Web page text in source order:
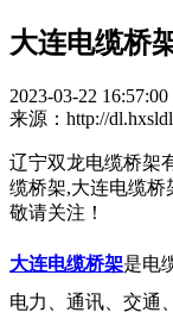
大连电缆桥
2023-03-22 16:57:00
来源：http://
辽宁双龙电缆桥架
缆桥架,大连电缆桥
敬请关注！
大连电缆桥架是电
电力、通讯、交通